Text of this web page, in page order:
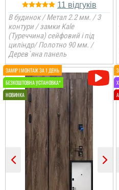
11
В будинок / Метал 2.2 мм. / 3
контури / замки Kale
(Туреччина) сейфовий і під
циліндр/ Полотно 90 мм. /
Дерев`яна панель